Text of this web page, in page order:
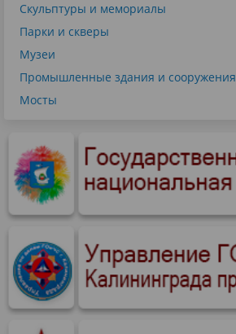
Скульптуры и мемориалы
Парки и скверы
Музеи
Промышленные здания и сооружения
Мосты